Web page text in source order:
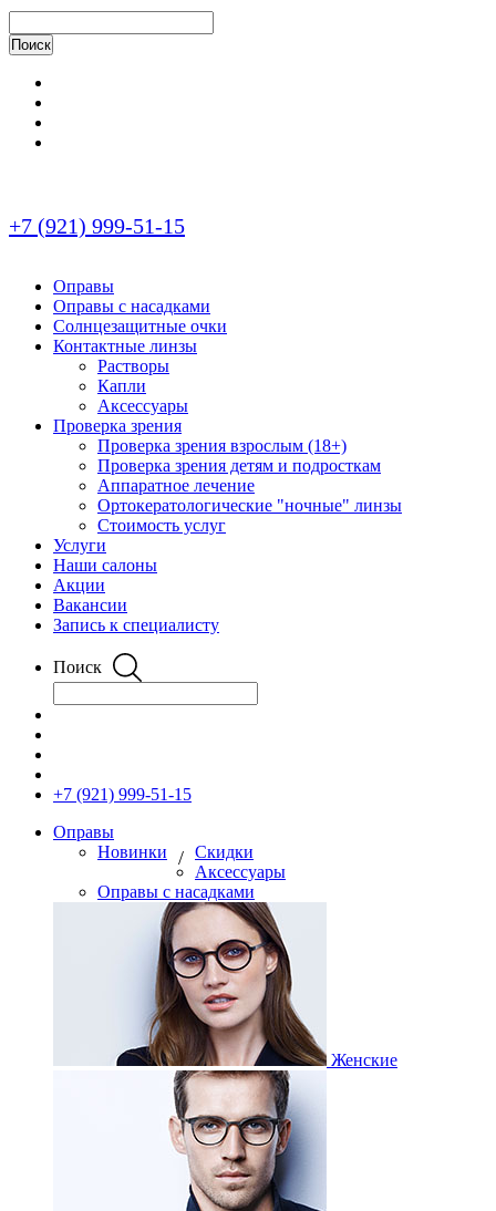
+7 (921) 999-51-15
Оправы
Оправы с насадками
Солнцезащитные очки
Контактные линзы
Растворы
Капли
Аксессуары
Проверка зрения
Проверка зрения взрослым (18+)
Проверка зрения детям и подросткам
Аппаратное лечение
Ортокератологические "ночные" линзы
Стоимость услуг
Услуги
Наши салоны
Акции
Вакансии
Запись к специалисту
Поиск
+7 (921) 999-51-15
Оправы
Новинки
/ Скидки
Аксессуары
Оправы с насадками
Женские